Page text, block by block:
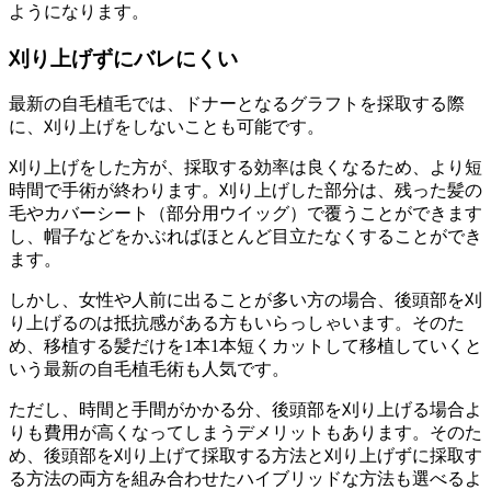
ようになります。
刈り上げずにバレにくい
最新の自毛植毛では、ドナーとなるグラフトを採取する際
に、刈り上げをしないことも可能です。
刈り上げをした方が、採取する効率は良くなるため、より短
時間で手術が終わります。刈り上げした部分は、残った髪の
毛やカバーシート（部分用ウイッグ）で覆うことができます
し、帽子などをかぶればほとんど目立たなくすることができ
ます。
しかし、女性や人前に出ることが多い方の場合、後頭部を刈
り上げるのは抵抗感がある方もいらっしゃいます。そのた
め、移植する髪だけを1本1本短くカットして移植していくと
いう最新の自毛植毛術も人気です。
ただし、時間と手間がかかる分、後頭部を刈り上げる場合よ
りも費用が高くなってしまうデメリットもあります。そのた
め、後頭部を刈り上げて採取する方法と刈り上げずに採取す
る方法の両方を組み合わせたハイブリッドな方法も選べるよ